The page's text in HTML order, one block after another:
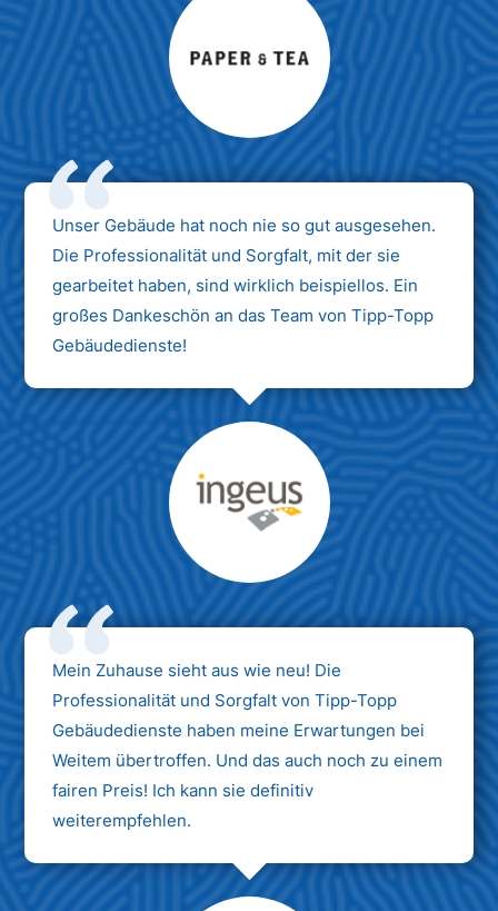
Max Mustermann
Unternehmen AG
Unser Gebäude hat noch nie so gut ausgesehen.
Die Professionalität und Sorgfalt, mit der sie
gearbeitet haben, sind wirklich beispiellos. Ein
großes Dankeschön an das Team von Tipp-Topp
Gebäudedienste!
Max Mustermann
Unternehmen AG
Mein Zuhause sieht aus wie neu! Die
Professionalität und Sorgfalt von Tipp-Topp
Gebäudedienste haben meine Erwartungen bei
Weitem übertroffen. Und das auch noch zu einem
fairen Preis! Ich kann sie definitiv
weiterempfehlen.